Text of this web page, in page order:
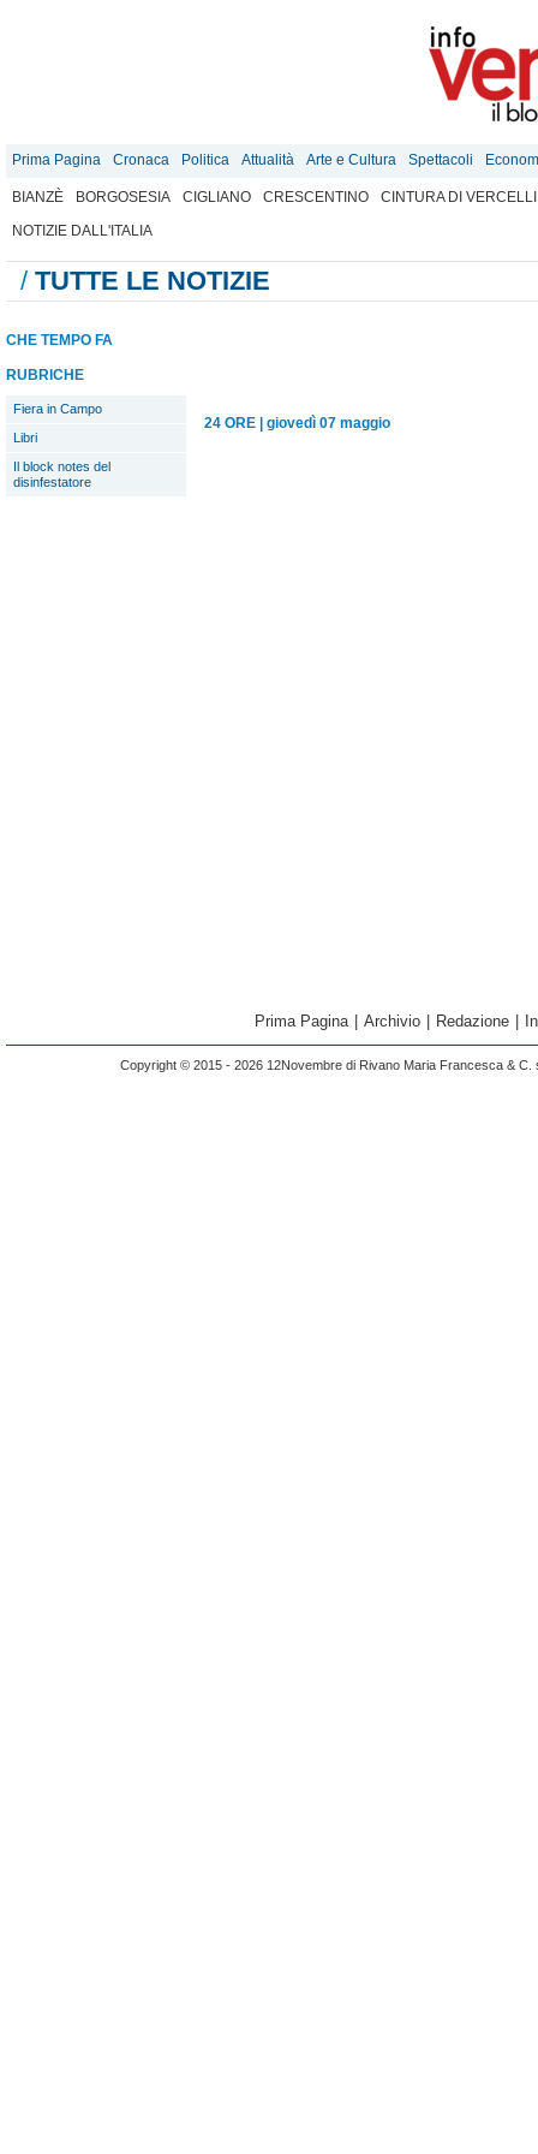
Prima Pagina Cronaca Politica Attualità Arte e Cultura Spettacoli
BIANZÈ BORGOSESIA CIGLIANO CRESCENTINO
CINTURA DI VERCELLI
NOTIZIE DALL'ITALIA
/ TUTTE LE NOTIZIE
CHE TEMPO FA
RUBRICHE
Fiera in Campo
Libri
Il block notes del
disinfestatore
24 ORE giovedì 07 maggio
Prima Pagina Archivio Redazione
Copyright © 2015 - 2026 12Novembre di Rivano Maria Francesca &